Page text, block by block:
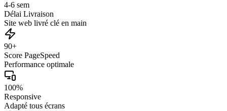
4-6 sem
Délai Livraison
Site web livré clé en main
90+
Score PageSpeed
Performance optimale
100%
Responsive
Adapté tous écrans